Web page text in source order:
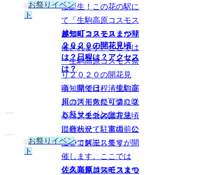
す。
に誕生！この花の駅に
て「生駒高原コスモス
まつり２０２０」が開
催されます。ここでは
「生駒高原コスモス祭
り２０２０の開花見
頃・開催日程・生駒高
原コスモス祭り２０２
０へアクセスは方法・
混雑状況・駐車場」に
ついて解説します。
お祭りイベン
ト
越知町コスモスまつり
２０２０の開花見頃
は？日程は？アクセス
は？
高知県では、清流仁淀
川の河川敷に可憐に咲
くコスモスの開花見頃
に合わせて、宮の前公
園でコスモス祭りが開
催します。ここでは
「高知県越知町コスモ
お祭りイベント
お祭りイベン
ト
佐久高原コスモスまつ